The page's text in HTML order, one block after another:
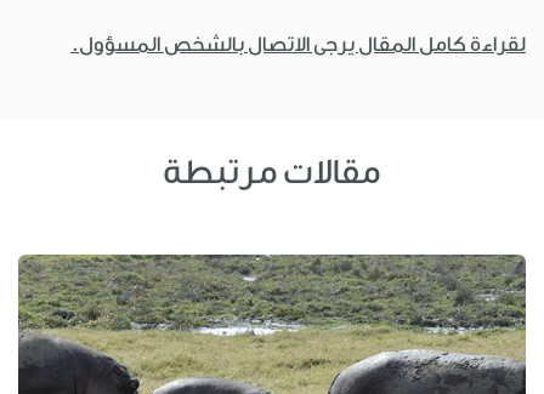
لقراءة كامل المقال يرجى الاتصال بالشخص المسؤول.
مقالات مرتبطة